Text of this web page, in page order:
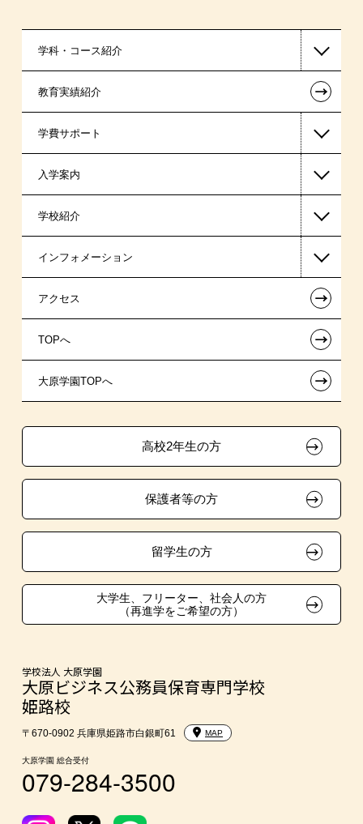
学科・コース紹介
国家公務員・地方公務員系
警察官・消防官系
ビジネス系
医療事務系
保育士・幼稚園教諭系
スポーツ・トレーナー系
教育実績紹介 ←
学費サポート
高等教育の修学支援新制度
日本学生支援機構の奨学金
日本政策金融公庫（国の教育ローン）
提携教育ローン
新聞奨学生
保育士修学資金貸付制度
試験による特待生制度
面接のみによる特待生制度
取得資格による特待生制度
クラブ特待生制度
スポーツクラブ特待生制度
入学案内
一般入学
AO入学制度
指定校推薦入学
特別推薦入学
推薦入学
生徒会活動推薦入学
自己推薦入学
大学・短大・公務員併願制度
学校紹介
在校生からあなたへ
夢を叶えた先輩たち
施設・研修所
学生マンションのご案内
大原学園グループ案内
インフォメーション
お知らせ・新着情報
在校生へのお知らせ
各種証明書の発行ご希望の方
採用ご担当の方
アクセス ←
TOPへ ←
大原学園TOPへ ←
高校2年生の方
保護者等の方
留学生の方
大学生、フリーター、社会人の方
（再進学をご希望の方）
学校法人 大原学園
大原ビジネス公務員保育専門学校
姫路校
〒670-0902 兵庫県姫路市白銀町61 MAP
大原学園 総合受付
079-284-3500